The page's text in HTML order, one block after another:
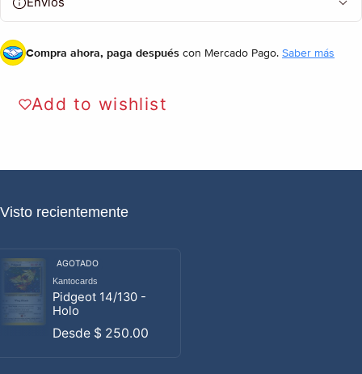
Compra ahora, paga después con Mercado Pago. Saber más
Add to wishlist
Visto recientemente
AGOTADO
Proveedor:
Kantocards
Pidgeot 14/130 -
Holo
Precio habitual
Desde $ 250.00